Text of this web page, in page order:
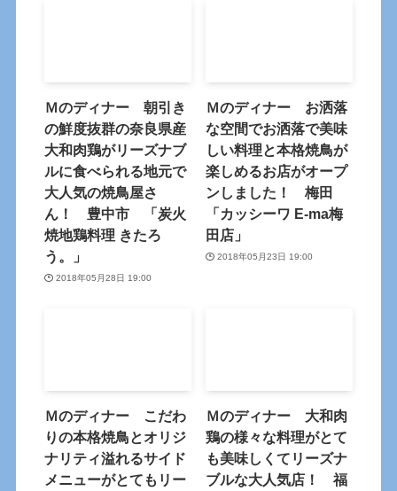
Ｍのディナー 朝引き
の鮮度抜群の奈良県産
大和肉鶏がリーズナブ
ルに食べられる地元で
大人気の焼鳥屋さ
ん！ 豊中市 「炭火
焼地鶏料理 きたろ
う。」
2018年05月28日 19:00
Ｍのディナー お洒落
な空間でお洒落で美味
しい料理と本格焼鳥が
楽しめるお店がオープ
ンしました！ 梅田
「カッシーワ E-ma梅
田店」
2018年05月23日 19:00
Ｍのディナー こだわ
りの本格焼鳥とオリジ
ナリティ溢れるサイド
メニューがとてもリー
Ｍのディナー 大和肉
鶏の様々な料理がとて
も美味しくてリーズナ
ブルな大人気店！ 福